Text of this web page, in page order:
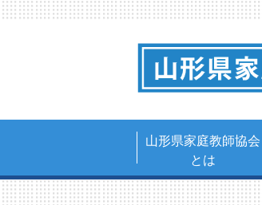
山形県家庭教師協会
とは